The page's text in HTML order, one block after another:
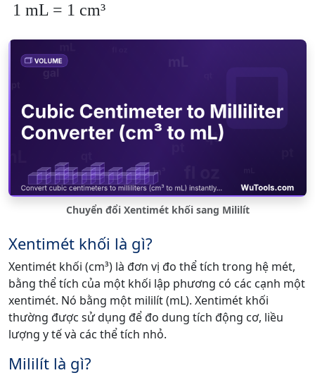
1 mL = 1 cm³
Chuyển đổi Xentimét khối sang Mililít
Xentimét khối là gì?
Xentimét khối (cm³) là đơn vị đo thể tích trong hệ mét,
bằng thể tích của một khối lập phương có các cạnh một
xentimét. Nó bằng một mililít (mL). Xentimét khối
thường được sử dụng để đo dung tích động cơ, liều
lượng y tế và các thể tích nhỏ.
Mililít là gì?